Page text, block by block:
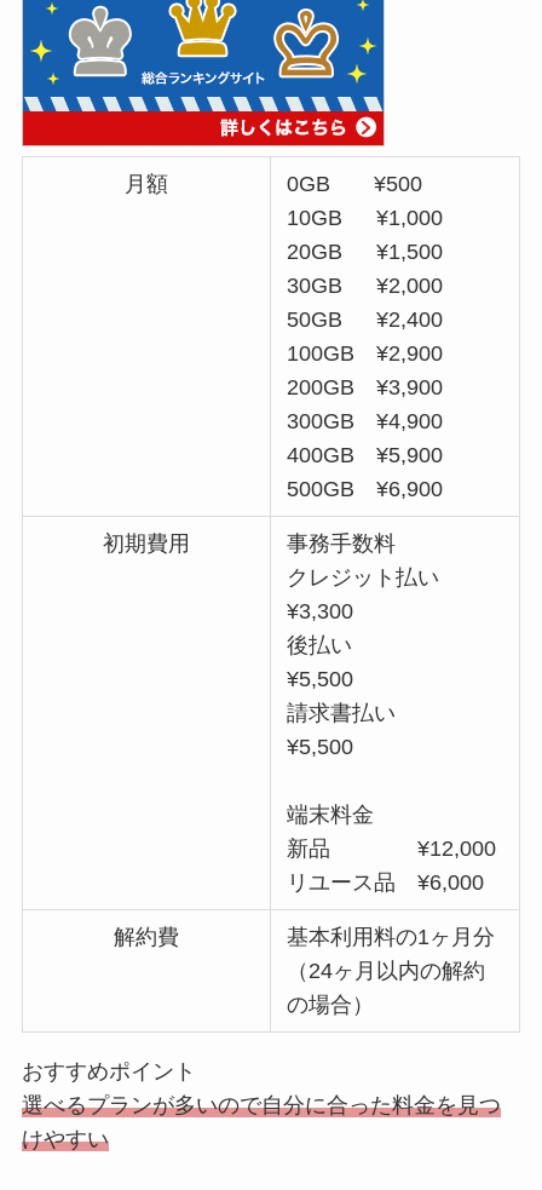
月額
0GB ¥500
10GB ¥1,000
20GB ¥1,500
30GB ¥2,000
50GB ¥2,400
100GB ¥2,900
200GB ¥3,900
300GB ¥4,900
400GB ¥5,900
500GB ¥6,900
初期費用
事務手数料
クレジット払い
¥3,300
後払い
¥5,500
請求書払い
¥5,500
端末料金
新品 ¥12,000
リユース品 ¥6,000
解約費
基本利用料の1ヶ月分
（24ヶ月以内の解約
の場合）
おすすめポイント
選べるプランが多いので自分に合った料金を見つ
けやすい